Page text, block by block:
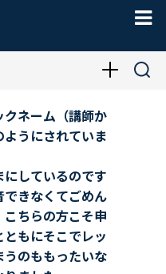
クネーム（講師か
うにされていま
しているのです
きなくてごめん
ちらの方こそ申
もにそこでレッ
のももったいな